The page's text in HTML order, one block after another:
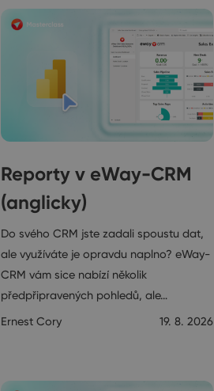
Reporty v eWay-CRM
(anglicky)
Do svého CRM jste zadali spoustu dat,
ale využíváte je opravdu naplno? eWay-
CRM vám sice nabízí několik
předpřipravených pohledů, ale…
Ernest Cory
19. 8. 2026